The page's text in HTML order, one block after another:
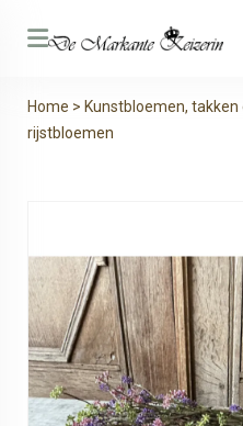
Home > Kunstbloemen, takken
rijstbloemen